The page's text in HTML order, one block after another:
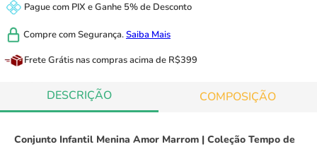
Pague com PIX eGanhe 5% de Desconto
Compre comSegurança.Saiba Mais
Frete Grátis nas compras acima de R$399
DESCRIÇÃO COMPOSIÇÃO
Conjunto Infantil Menina Amor Marrom | Coleção Tempo de